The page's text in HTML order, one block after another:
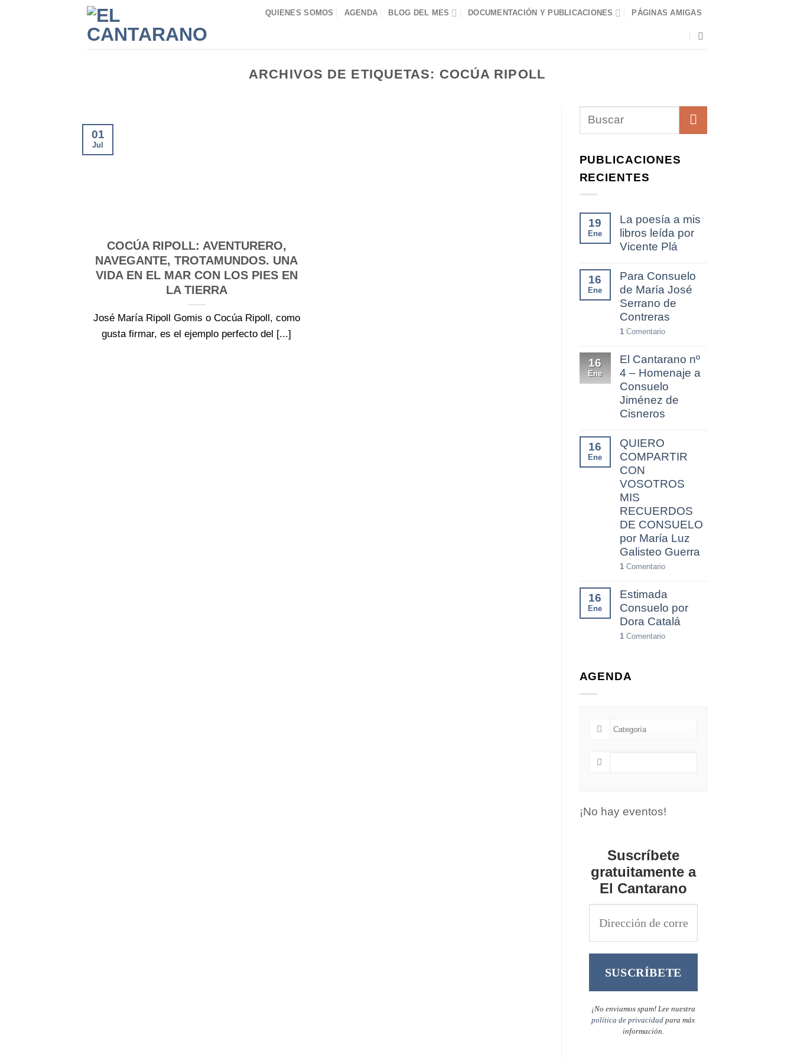
QUIENES SOMOS AGENDA BLOG DEL MES DOCUMENTACIÓN Y PUBLICACIONES PÁGINAS AMIGAS
ARCHIVOS DE ETIQUETAS: COCÚA RIPOLL
COCÚA RIPOLL: AVENTURERO,
NAVEGANTE, TROTAMUNDOS. UNA
VIDA EN EL MAR CON LOS PIES EN
LA TIERRA
José María Ripoll Gomis o Cocúa Ripoll, como
gusta firmar, es el ejemplo perfecto del [...]
01
Jul
PUBLICACIONES
RECIENTES
19
Ene
La poesía a mis
libros leída por
Vicente Plá
16
Ene
Para Consuelo
de María José
Serrano de
Contreras
1Comentario
16
Ene
El Cantarano nº
4 – Homenaje a
Consuelo
Jiménez de
Cisneros
16
Ene
QUIERO
COMPARTIR
CON
VOSOTROS
MIS
RECUERDOS
DE CONSUELO
por María Luz
Galisteo Guerra
1Comentario
16
Ene
Estimada
Consuelo por
Dora Catalá
1Comentario
AGENDA
¡No hay eventos!
Suscríbete
gratuitamente a
El Cantarano
¡No enviamos spam! Lee nuestra
política de privacidad para más
información.